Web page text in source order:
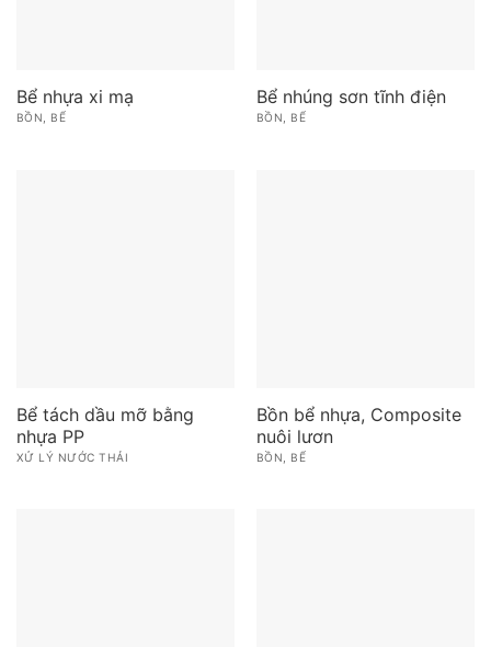
Bể nhựa xi mạ
BỒN, BỂ
Bể nhúng sơn tĩnh điện
BỒN, BỂ
Bể tách dầu mỡ bằng
nhựa PP
XỬ LÝ NƯỚC THẢI
Bồn bể nhựa, Composite
nuôi lươn
BỒN, BỂ